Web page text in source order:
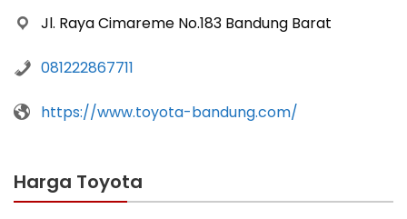
Jl. Raya Cimareme No.183 Bandung Barat
081222867711
https://www.toyota-bandung.com/
Harga Toyota